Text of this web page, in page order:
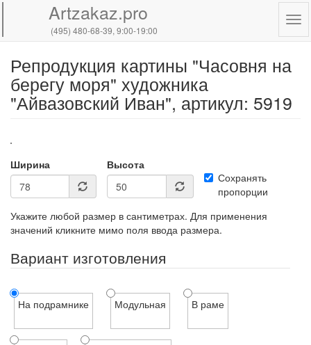
Перейти
основному
содержанию
Artzakaz.pro
(495) 480-68-39, 9:00-19:00
Репродукция картины "Часовня на
берегу моря" художника
"Айвазовский Иван", артикул: 5919
Ширина
Высота
Сохранять
пропорции
Укажите любой размер в сантиметрах. Для применения
значений кликните мимо поля ввода размера.
Вариант изготовления
На подрамнике Модульная В раме